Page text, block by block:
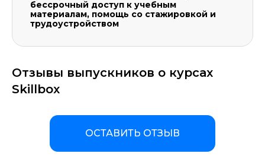
бессрочный доступ к учебным
материалам, помощь со стажировкой и
трудоустройством
Отзывы выпускников о курсах
Skillbox
ОСТАВИТЬ ОТЗЫВ